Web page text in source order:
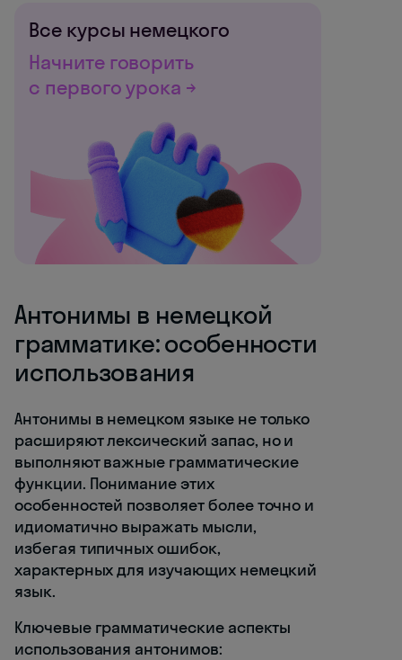
Все курсы немецкого
Начните говорить
с первого урока →
Антонимы в немецкой
грамматике: особенности
использования
Антонимы в немецком языке не только
расширяют лексический запас, но и
выполняют важные грамматические
функции. Понимание этих
особенностей позволяет более точно и
идиоматично выражать мысли,
избегая типичных ошибок,
характерных для изучающих немецкий
язык.
Ключевые грамматические аспекты
использования антонимов: